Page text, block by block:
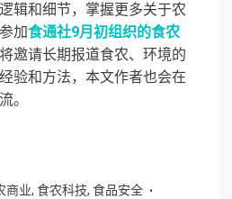
辑和细节，掌握更多关于农
加食通社9月初组织的食农
邀请长期报道食农、环境的
验和方法，本文作者也会在
。
商业, 食农科技, 食品安全